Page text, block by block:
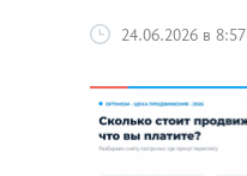
24.06.2026 в 8:57